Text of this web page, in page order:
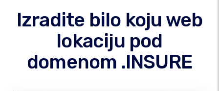
Izradite bilo koju web
lokaciju pod
domenom .INSURE